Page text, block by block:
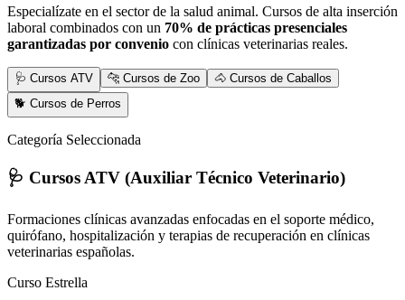
Especialízate en el sector de la salud animal. Cursos de alta inserción
laboral combinados con un 70% de prácticas presenciales
garantizadas por convenio con clínicas veterinarias reales.
🩺 Cursos ATV 🐆 Cursos de Zoo
🐴 Cursos de Caballos
🐕 Cursos de Perros
Categoría Seleccionada
🩺 Cursos ATV (Auxiliar Técnico Veterinario)
Formaciones clínicas avanzadas enfocadas en el soporte médico,
quirófano, hospitalización y terapias de recuperación en clínicas
veterinarias españolas.
Curso Estrella